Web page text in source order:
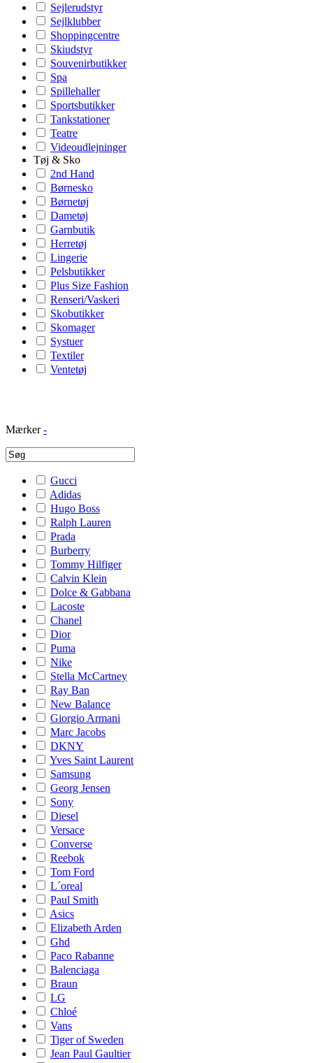
Sejlerudstyr
Sejlklubber
Shoppingcentre
Skiudstyr
Souvenirbutikker
Spa
Spillehaller
Sportsbutikker
Tankstationer
Teatre
Videoudlejninger
Tøj & Sko
2nd Hand
Børnesko
Børnetøj
Dametøj
Garnbutik
Herretøj
Lingerie
Pelsbutikker
Plus Size Fashion
Renseri/Vaskeri
Skobutikker
Skomager
Systuer
Textiler
Ventetøj
Mærker -
Gucci
Adidas
Hugo Boss
Ralph Lauren
Prada
Burberry
Tommy Hilfiger
Calvin Klein
Dolce & Gabbana
Lacoste
Chanel
Dior
Puma
Nike
Stella McCartney
Ray Ban
New Balance
Giorgio Armani
Marc Jacobs
DKNY
Yves Saint Laurent
Samsung
Georg Jensen
Sony
Diesel
Versace
Converse
Reebok
Tom Ford
L´oreal
Paul Smith
Asics
Elizabeth Arden
Ghd
Paco Rabanne
Balenciaga
Braun
LG
Chloé
Vans
Tiger of Sweden
Jean Paul Gaultier